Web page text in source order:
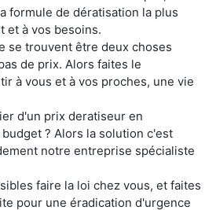
formule de dératisation la plus
et à vos besoins.
se trouvent être deux choses
de prix. Alors faites le
à vous et à vos proches, une vie
d'un prix deratiseur en
? Alors la solution c'est
notre entreprise spécialiste
faire la loi chez vous, et faites
pour une éradication d'urgence